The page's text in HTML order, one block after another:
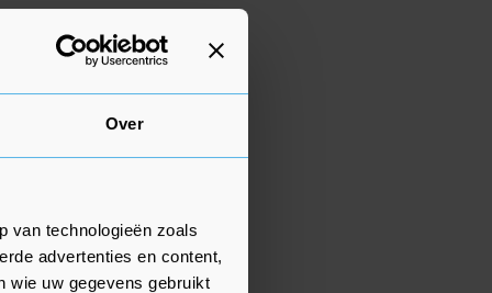
Over
van technologieën zoals
advertenties en content,
wie uw gegevens gebruikt